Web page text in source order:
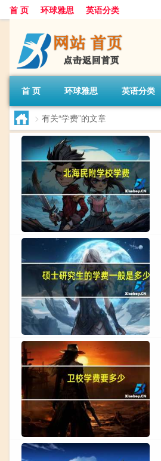
首 页 环球雅思 英语分类
首 页 环球雅思 英语分类
> 有关“学费”的文章